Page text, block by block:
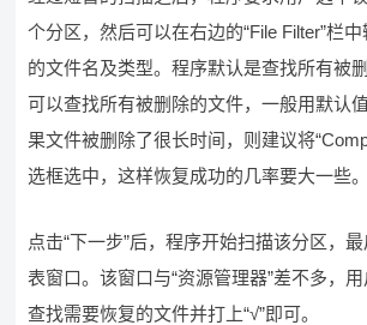
个分区，然后可以在右边的“File Filter”栏
的文件名及类型。程序默认是查找所有被
可以查找所有被删除的文件，一般用默认
果文件被删除了很长时间，则建议将
选框选中，这样恢复成功的几率要大一些。
点击“下一步”后，程序开始扫描该分区，
表窗口。该窗口与“资源管理器”差不多，
查找需要恢复的文件并打上“√”即可。